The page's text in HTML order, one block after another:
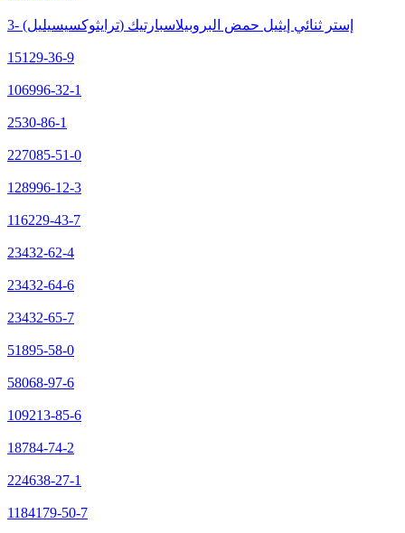
3- (ترايثوكسيسيليل) إستر ثنائي إيثيل حمض البروبيلاسبارتيك
15129-36-9
106996-32-1
2530-86-1
227085-51-0
128996-12-3
116229-43-7
23432-62-4
23432-64-6
23432-65-7
51895-58-0
58068-97-6
109213-85-6
18784-74-2
224638-27-1
1184179-50-7